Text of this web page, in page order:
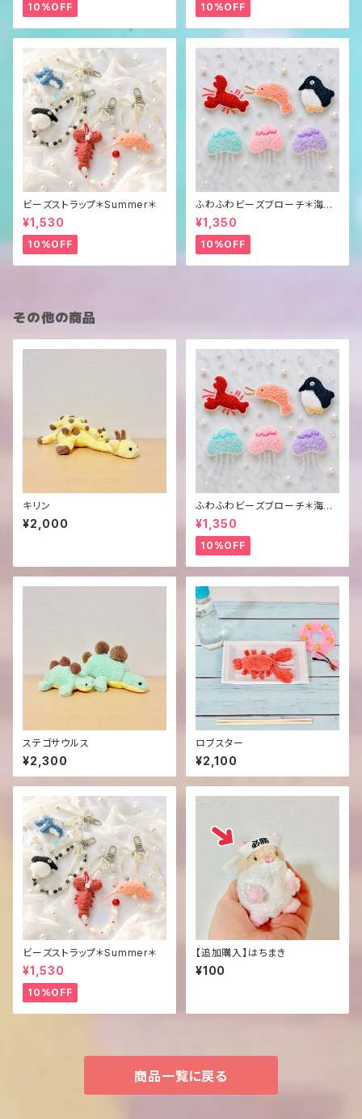
10%OFF 10%OFF
ビーズストラップ＊Summer＊
¥1,530
10%OFF
ふわふわビーズブローチ＊海の
生き物＊
¥1,350
10%OFF
その他の商品
キリン
¥2,000
ふわふわビーズブローチ＊海の
生き物＊
¥1,350
10%OFF
ステゴサウルス
¥2,300
ロブスター
¥2,100
ビーズストラップ＊Summer＊
¥1,530
10%OFF
【追加購入】はちまき
¥100
商品一覧に戻る